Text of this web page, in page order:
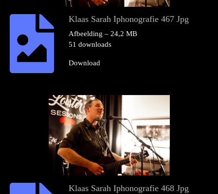
Klaas Sarah Iphonografie 467 Jpg
Afbeelding – 24,2 MB
51 downloads
Download
Klaas Sarah Iphonografie 468 Jpg